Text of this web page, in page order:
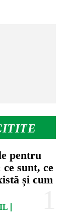
pentru
ce sunt, ce
și cum